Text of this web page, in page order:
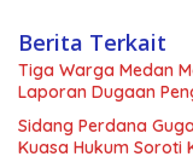
Berita Terkait
Tiga Warga Medan
Laporan Dugaan
Sidang Perdana
Kuasa Hukum Soroti